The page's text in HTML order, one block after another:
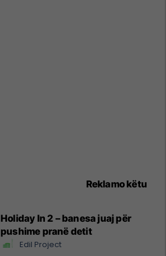
Reklamo këtu
Holiday In 2 – banesa juaj për
pushime pranë detit
Edil Project